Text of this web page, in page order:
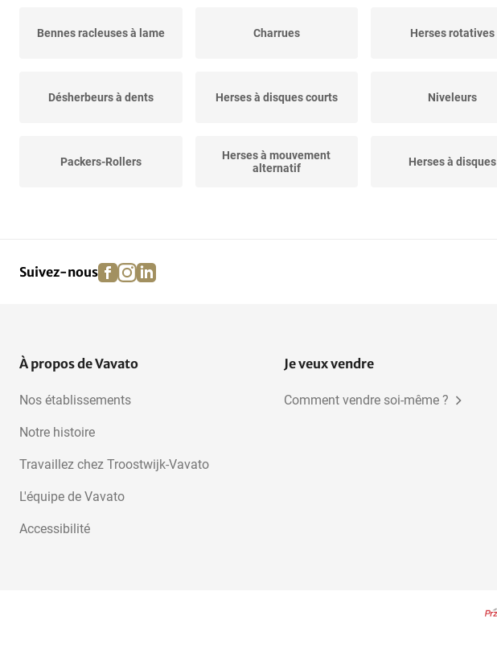
Bennes racleuses à lame Charrues Herses rotatives
Désherbeurs à dents Herses à disques courts Niveleurs
Packers-Rollers
Herses à mouvement
alternatif
Herses à disques
Suivez-nous facebook
instagram
linkedin
À propos de Vavato
Nos établissements
Notre histoire
Travaillez chez Troostwijk-Vavato
L'équipe de Vavato
Accessibilité
Je veux vendre
Comment vendre soi-même ?